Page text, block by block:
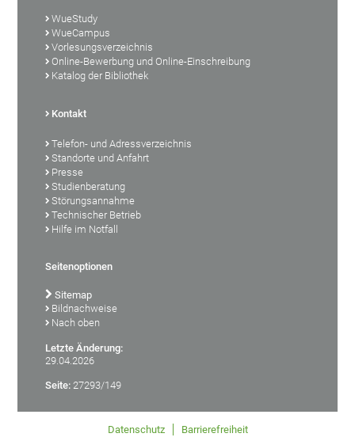
WueStudy
WueCampus
Vorlesungsverzeichnis
Online-Bewerbung und Online-Einschreibung
Katalog der Bibliothek
Kontakt
Telefon- und Adressverzeichnis
Standorte und Anfahrt
Presse
Studienberatung
Störungsannahme
Technischer Betrieb
Hilfe im Notfall
Seitenoptionen
Sitemap
Bildnachweise
Nach oben
Letzte Änderung:
29.04.2026
Seite: 27293/149
Datenschutz Barrierefreiheit